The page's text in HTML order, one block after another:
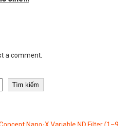
a comment.
Tìm kiếm
Nano-X Variable ND Filter (1–9